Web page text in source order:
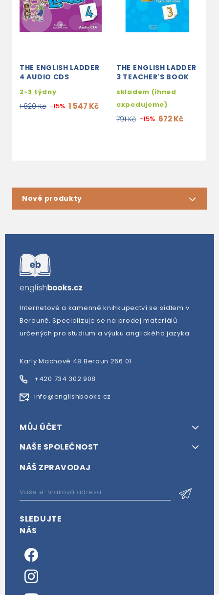
THE ENGLISH LADDER
4 AUDIO CDS
2-3 týdny
1 820 Kč -15% 1 547 Kč
THE ENGLISH LADDER
3 TEACHER'S BOOK
skladem (ihned
expedujeme)
791 Kč -15% 672 Kč
Nové produkty
Internetové a kamenné knihkupectví se sídlem v
Berouně. Specializuje se na prodej materiálů
určených pro studium a výuku anglického jazyka.
Karly Machové 48 Beroun 266 01
+420 734 302 908
info@englishbooks.cz
MŮJ ÚČET
NAŠE SPOLEČNOST
NÁŠ ZPRAVODAJ
SLEDUJTE
NÁS